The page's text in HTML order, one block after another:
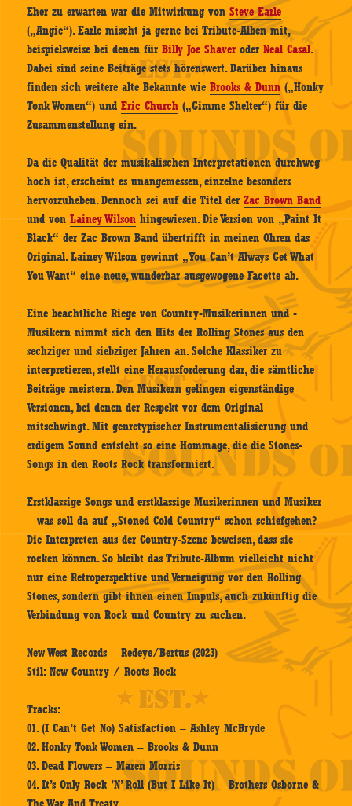
Eher zu erwarten war die Mitwirkung vonSteve Earle
(„Angie“). Earle mischt ja gerne bei Tribute-Alben mit,
beispielsweise bei denen fürBilly Joe Shaver oderNeal Casal.
Dabei sind seine Beiträge stets hörenswert. Darüber hinaus
finden sich weitere alte Bekannte wieBrooks & Dunn („Honky
Tonk Women“) undEric Church („Gimme Shelter“) für die
Zusammenstellung ein.
Da die Qualität der musikalischen Interpretationen durchweg
hoch ist, erscheint es unangemessen, einzelne besonders
hervorzuheben. Dennoch sei auf die Titel derZac Brown Band
und vonLainey Wilson hingewiesen. Die Version von „Paint It
Black“ der Zac Brown Band übertrifft in meinen Ohren das
Original. Lainey Wilson gewinnt „You Can’t Always Get What
You Want“ eine neue, wunderbar ausgewogene Facette ab.
Eine beachtliche Riege von Country-Musikerinnen und -
Musikern nimmt sich den Hits der Rolling Stones aus den
sechziger und siebziger Jahren an. Solche Klassiker zu
interpretieren, stellt eine Herausforderung dar, die sämtliche
Beiträge meistern. Den Musikern gelingen eigenständige
Versionen, bei denen der Respekt vor dem Original
mitschwingt. Mit genretypischer Instrumentalisierung und
erdigem Sound entsteht so eine Hommage, die die Stones-
Songs in den Roots Rock transformiert.
Erstklassige Songs und erstklassige Musikerinnen und Musiker
– was soll da auf „Stoned Cold Country“ schon schiefgehen?
Die Interpreten aus der Country-Szene beweisen, dass sie
rocken können. So bleibt das Tribute-Album vielleicht nicht
nur eine Retroperspektive und Verneigung vor den Rolling
Stones, sondern gibt ihnen einen Impuls, auch zukünftig die
Verbindung von Rock und Country zu suchen.
New West Records – Redeye/Bertus (2023)
Stil: New Country / Roots Rock
Tracks:
01. (I Can’t Get No) Satisfaction – Ashley McBryde
02. Honky Tonk Women – Brooks & Dunn
03. Dead Flowers – Maren Morris
04. It’s Only Rock ’N’ Roll (But I Like It) – Brothers Osborne &